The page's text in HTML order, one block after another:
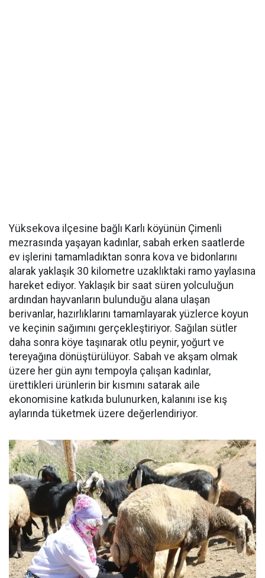
Yüksekova ilçesine bağlı Karlı köyünün Çimenli
mezrasında yaşayan kadınlar, sabah erken saatlerde
ev işlerini tamamladıktan sonra kova ve bidonlarını
alarak yaklaşık 30 kilometre uzaklıktaki ramo yaylasına
hareket ediyor. Yaklaşık bir saat süren yolculuğun
ardından hayvanların bulunduğu alana ulaşan
berivanlar, hazırlıklarını tamamlayarak yüzlerce koyun
ve keçinin sağımını gerçekleştiriyor. Sağılan sütler
daha sonra köye taşınarak otlu peynir, yoğurt ve
tereyağına dönüştürülüyor. Sabah ve akşam olmak
üzere her gün aynı tempoyla çalışan kadınlar,
ürettikleri ürünlerin bir kısmını satarak aile
ekonomisine katkıda bulunurken, kalanını ise kış
aylarında tüketmek üzere değerlendiriyor.